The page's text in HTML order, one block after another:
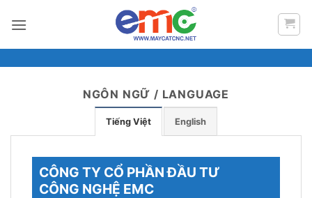
qua
NGÔN NGỮ / LANGUAGE
Tiếng Việt English
CÔNG TY CỔ PHẦN ĐẦU TƯ
CÔNG NGHỆ EMC